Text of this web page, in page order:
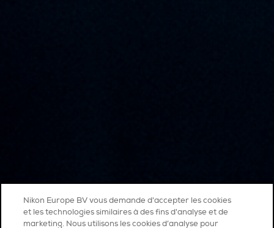
Nikon Europe BV vous demande d'accepter les cookies
et les technologies similaires à des fins d'analyse et de
marketing. Nous utilisons les cookies d’analyse pour